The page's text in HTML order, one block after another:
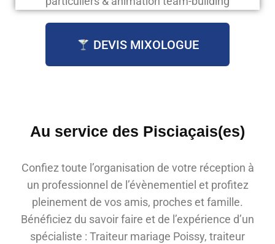
DEVIS MIXOLOGUE
Au service des Pisciaçais(es)
Confiez toute l’organisation de votre réception à
un professionnel de l’évènementiel et profitez
pleinement de vos amis, proches et famille.
Bénéficiez du savoir faire et de l’expérience d’un
spécialiste : Traiteur mariage Poissy, traiteur